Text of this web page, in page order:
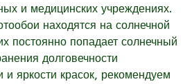
и медицинских учреждениях.
находятся на солнечной
постоянно попадает солнечный
долговечности
и яркости красок, рекомендуем